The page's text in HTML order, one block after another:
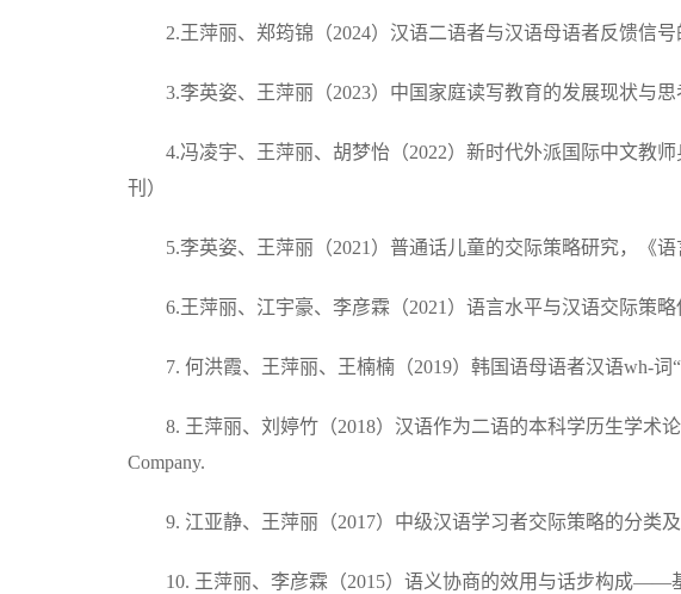
2.王萍丽、郑筠锦（2024）汉语二语者与汉语母语者反馈信
3.李英姿、王萍丽（2023）中国家庭读写教育的发展现状与
4.冯凌宇、王萍丽、胡梦怡（2022）新时代外派国际中文教
刊）
5.李英姿、王萍丽（2021）普通话儿童的交际策略研究，《
6.王萍丽、江宇豪、李彦霖（2021）语言水平与汉语交际策
7. 何洪霞、王萍丽、王楠楠（2019）韩国语母语者汉语wh-
8. 王萍丽、刘婷竹（2018）汉语作为二语的本科学历生学术
Company.
9. 江亚静、王萍丽（2017）中级汉语学习者交际策略的分类
10. 王萍丽、李彦霖（2015）语义协商的效用与话步构成